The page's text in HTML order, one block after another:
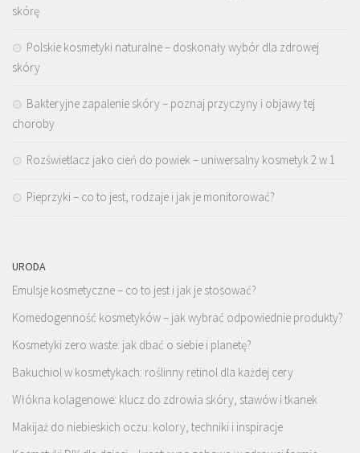
skórę
Polskie kosmetyki naturalne – doskonały wybór dla zdrowej
skóry
Bakteryjne zapalenie skóry – poznaj przyczyny i objawy tej
choroby
Rozświetlacz jako cień do powiek – uniwersalny kosmetyk 2 w 1
Pieprzyki – co to jest, rodzaje i jak je monitorować?
URODA
Emulsje kosmetyczne – co to jest i jak je stosować?
Komedogenność kosmetyków – jak wybrać odpowiednie produkty?
Kosmetyki zero waste: jak dbać o siebie i planetę?
Bakuchiol w kosmetykach: roślinny retinol dla każdej cery
Włókna kolagenowe: klucz do zdrowia skóry, stawów i tkanek
Makijaż do niebieskich oczu: kolory, techniki i inspiracje